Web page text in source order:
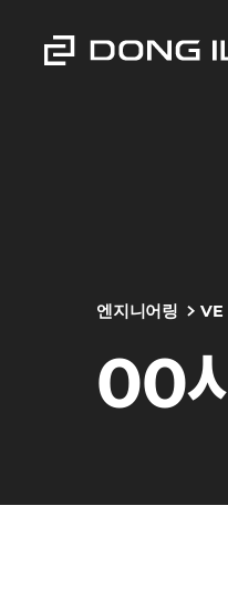
엔지니어링 VE
00